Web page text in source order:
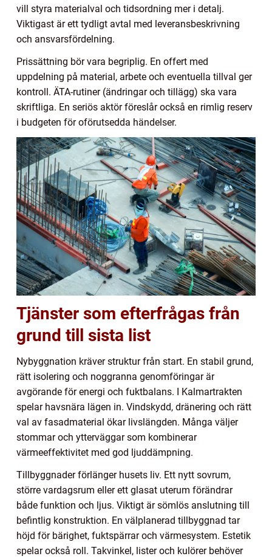
vill styra materialval och tidsordning mer i detalj.
Viktigast är ett tydligt avtal med leveransbeskrivning
och ansvarsfördelning.
Prissättning bör vara begriplig. En offert med
uppdelning på material, arbete och eventuella tillval ger
kontroll. ÄTA-rutiner (ändringar och tillägg) ska vara
skriftliga. En seriös aktör föreslår också en rimlig reserv
i budgeten för oförutsedda händelser.
Tjänster som efterfrågas från
grund till sista list
Nybyggnation kräver struktur från start. En stabil grund,
rätt isolering och noggranna genomföringar är
avgörande för energi och fuktbalans. I Kalmartrakten
spelar havsnära lägen in. Vindskydd, dränering och rätt
val av fasadmaterial ökar livslängden. Många väljer
stommar och ytterväggar som kombinerar
värmeeffektivitet med god ljuddämpning.
Tillbyggnader förlänger husets liv. Ett nytt sovrum,
större vardagsrum eller ett glasat uterum förändrar
både funktion och ljus. Viktigt är sömlös anslutning till
befintlig konstruktion. En välplanerad tillbyggnad tar
höjd för bärighet, fuktspärrar och värmesystem. Estetik
spelar också roll. Takvinkel, lister och kulörer behöver